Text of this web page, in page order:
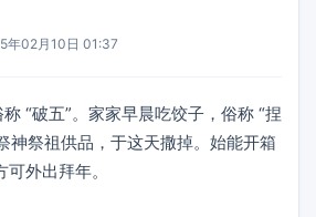
年02月10日 01:37
“破五”。家家早晨吃饺子，俗称 “捏
神祭祖供品，于这天撒掉。始能开箱
外出拜年。